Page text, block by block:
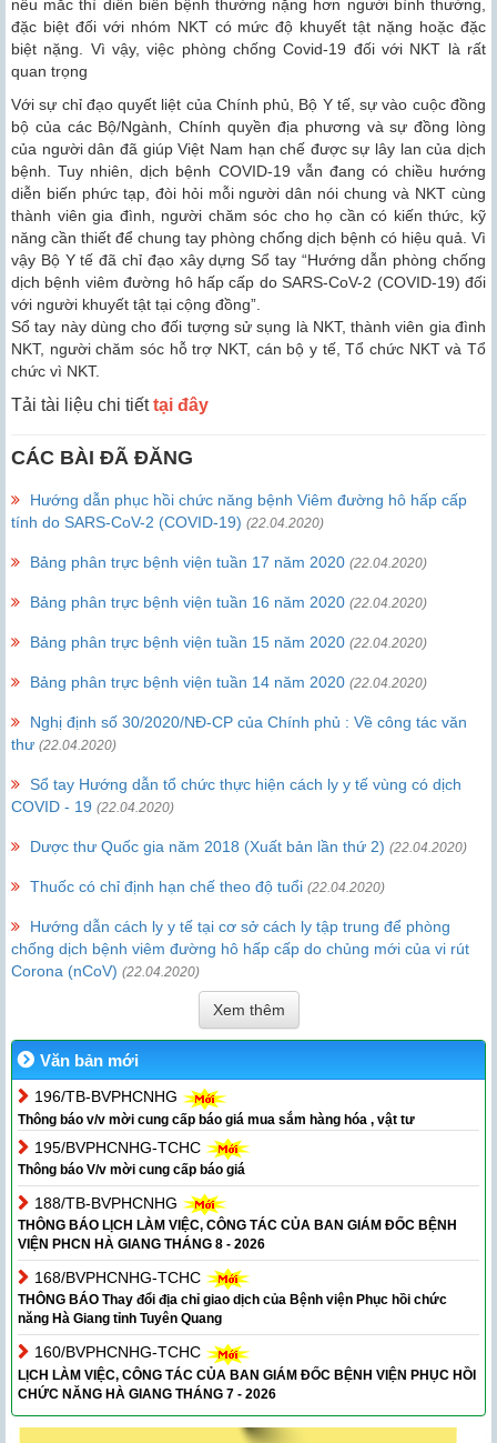
nếu mắc thì diễn biến bệnh thường nặng hơn người bình thường,
đặc biệt đối với nhóm NKT có mức độ khuyết tật nặng hoặc đặc
biệt nặng. Vì vậy, việc phòng chống Covid-19 đối với NKT là rất
quan trọng
Với sự chỉ đạo quyết liệt của Chính phủ, Bộ Y tế, sự vào cuộc đồng
bộ của các Bộ/Ngành, Chính quyền địa phương và sự đồng lòng
của người dân đã giúp Việt Nam hạn chế được sự lây lan của dịch
bệnh. Tuy nhiên, dịch bệnh COVID-19 vẫn đang có chiều hướng
diễn biến phức tạp, đòi hỏi mỗi người dân nói chung và NKT cùng
thành viên gia đình, người chăm sóc cho họ cần có kiến thức, kỹ
năng cần thiết để chung tay phòng chống dịch bệnh có hiệu quả. Vì
vậy Bộ Y tế đã chỉ đạo xây dựng Sổ tay “Hướng dẫn phòng chống
dịch bệnh viêm đường hô hấp cấp do SARS-CoV-2 (COVID-19) đối
với người khuyết tật tại cộng đồng”.
Sổ tay này dùng cho đối tượng sử sụng là NKT, thành viên gia đình
NKT, người chăm sóc hỗ trợ NKT, cán bộ y tế, Tổ chức NKT và Tổ
chức vì NKT.
Tải tài liệu chi tiếttại đây
CÁC BÀI ĐÃ ĐĂNG
Hướng dẫn phục hồi chức năng bệnh Viêm đường hô hấp cấp
tính do SARS-CoV-2 (COVID-19) (22.04.2020)
Bảng phân trực bệnh viện tuần 17 năm 2020 (22.04.2020)
Bảng phân trực bệnh viện tuần 16 năm 2020 (22.04.2020)
Bảng phân trực bệnh viện tuần 15 năm 2020 (22.04.2020)
Bảng phân trực bệnh viện tuần 14 năm 2020 (22.04.2020)
Nghị định số 30/2020/NĐ-CP của Chính phủ : Về công tác văn
thư (22.04.2020)
Sổ tay Hướng dẫn tổ chức thực hiện cách ly y tế vùng có dịch
COVID - 19 (22.04.2020)
Dược thư Quốc gia năm 2018 (Xuất bản lần thứ 2) (22.04.2020)
Thuốc có chỉ định hạn chế theo độ tuổi (22.04.2020)
Hướng dẫn cách ly y tế tại cơ sở cách ly tập trung để phòng
chống dịch bệnh viêm đường hô hấp cấp do chủng mới của vi rút
Corona (nCoV) (22.04.2020)
Xem thêm
Văn bản mới
196/TB-BVPHCNHG
Thông báo v/v mời cung cấp báo giá mua sắm hàng hóa , vật tư
195/BVPHCNHG-TCHC
Thông báo V/v mời cung cấp báo giá
188/TB-BVPHCNHG
THÔNG BÁO LỊCH LÀM VIỆC, CÔNG TÁC CỦA BAN GIÁM ĐỐC BỆNH
VIỆN PHCN HÀ GIANG THÁNG 8 - 2026
168/BVPHCNHG-TCHC
THÔNG BÁO Thay đổi địa chỉ giao dịch của Bệnh viện Phục hồi chức
năng Hà Giang tỉnh Tuyên Quang
160/BVPHCNHG-TCHC
LỊCH LÀM VIỆC, CÔNG TÁC CỦA BAN GIÁM ĐỐC BỆNH VIỆN PHỤC HỒI
CHỨC NĂNG HÀ GIANG THÁNG 7 - 2026